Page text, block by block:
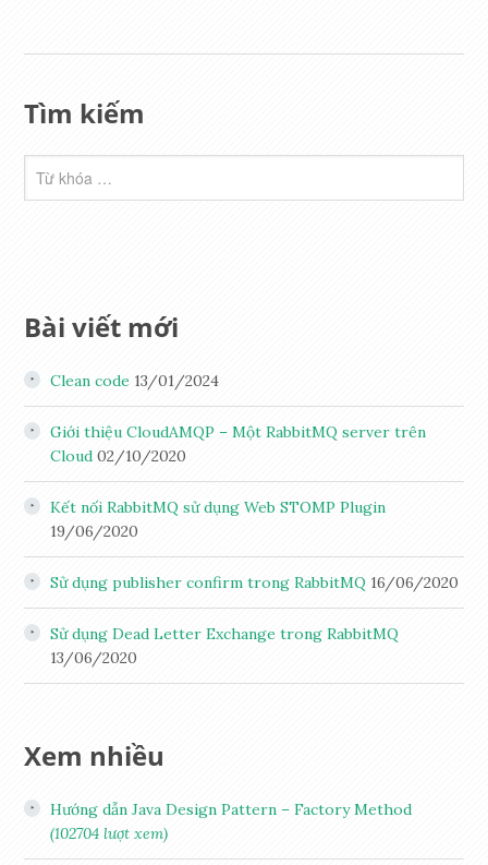
Tìm kiếm
Bài viết mới
Clean code 13/01/2024
Giới thiệu CloudAMQP – Một RabbitMQ server trên
Cloud 02/10/2020
Kết nối RabbitMQ sử dụng Web STOMP Plugin
19/06/2020
Sử dụng publisher confirm trong RabbitMQ 16/06/2020
Sử dụng Dead Letter Exchange trong RabbitMQ
13/06/2020
Xem nhiều
Hướng dẫn Java Design Pattern – Factory Method
(102704 lượt xem)